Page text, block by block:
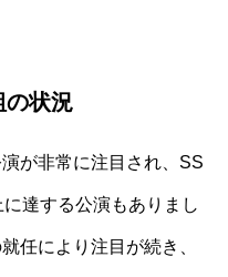
の状況
が非常に注目され、SS
達する公演もありまし
任により注目が続き、